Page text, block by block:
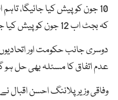
10 جون کو پیش کیا جائیگا،
کہ بجٹ اب 12 جون کو پیش کیا جائیگا۔
دوسری جانب حکومت اور
عدم اتفاق کا مسئلہ بھی حل ہو
وفاقی وزیر پلاننگ احسن اقبال